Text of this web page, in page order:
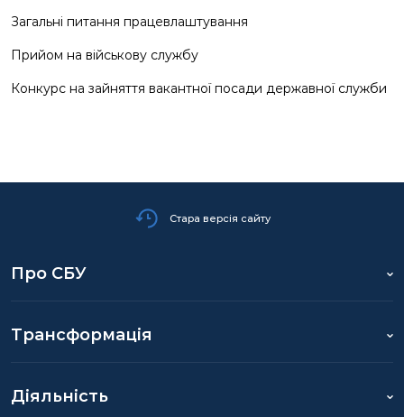
Загальні питання працевлаштування
Прийом на військову службу
Конкурс на зайняття вакантної посади державної служби
Стара версія сайту
Про СБУ
Трансформація
Діяльність